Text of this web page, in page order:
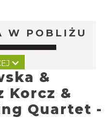
W POBLIŻU
&
Korcz &
Quartet -